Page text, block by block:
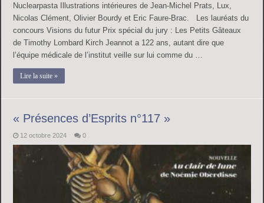
Nuclearpasta Illustrations intérieures de Jean-Michel Prats, Lux,
Nicolas Clément, Olivier Bourdy et Eric Faure-Brac. Les lauréats du
concours Visions du futur Prix spécial du jury : Les Petits Gâteaux
de Timothy Lombard Kirch Jeannot a 122 ans, autant dire que
l’équipe médicale de l’institut veille sur lui comme du …
Lire la suite »
« Présences d’Esprits n°117 »
12 octobre 2024 0